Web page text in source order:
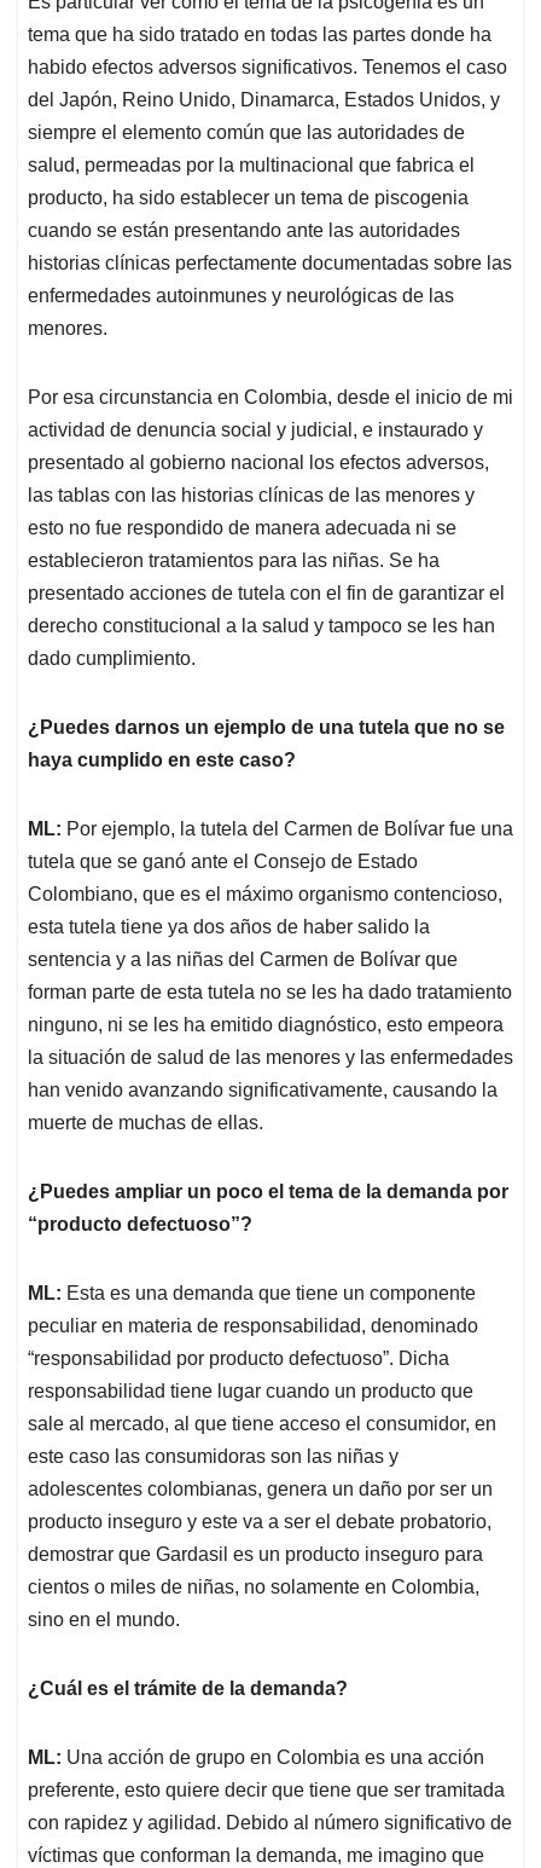
tema que ha sido tratado en todas las partes donde ha
habido efectos adversos significativos. Tenemos el caso
del Japón, Reino Unido, Dinamarca, Estados Unidos, y
siempre el elemento común que las autoridades de
salud, permeadas por la multinacional que fabrica el
producto, ha sido establecer un tema de piscogenia
cuando se están presentando ante las autoridades
historias clínicas perfectamente documentadas sobre las
enfermedades autoinmunes y neurológicas de las
menores.
Por esa circunstancia en Colombia, desde el inicio de mi
actividad de denuncia social y judicial, e instaurado y
presentado al gobierno nacional los efectos adversos,
las tablas con las historias clínicas de las menores y
esto no fue respondido de manera adecuada ni se
establecieron tratamientos para las niñas. Se ha
presentado acciones de tutela con el fin de garantizar el
derecho constitucional a la salud y tampoco se les han
dado cumplimiento.
¿Puedes darnos un ejemplo de una tutela que no se
haya cumplido en este caso?
ML: Por ejemplo, la tutela del Carmen de Bolívar fue una
tutela que se ganó ante el Consejo de Estado
Colombiano, que es el máximo organismo contencioso,
esta tutela tiene ya dos años de haber salido la
sentencia y a las niñas del Carmen de Bolívar que
forman parte de esta tutela no se les ha dado tratamiento
ninguno, ni se les ha emitido diagnóstico, esto empeora
la situación de salud de las menores y las enfermedades
han venido avanzando significativamente, causando la
muerte de muchas de ellas.
¿Puedes ampliar un poco el tema de la demanda por
“producto defectuoso”?
ML: Esta es una demanda que tiene un componente
peculiar en materia de responsabilidad, denominado
“responsabilidad por producto defectuoso”. Dicha
responsabilidad tiene lugar cuando un producto que
sale al mercado, al que tiene acceso el consumidor, en
este caso las consumidoras son las niñas y
adolescentes colombianas, genera un daño por ser un
producto inseguro y este va a ser el debate probatorio,
demostrar que Gardasil es un producto inseguro para
cientos o miles de niñas, no solamente en Colombia,
sino en el mundo.
¿Cuál es el trámite de la demanda?
ML: Una acción de grupo en Colombia es una acción
preferente, esto quiere decir que tiene que ser tramitada
con rapidez y agilidad. Debido al número significativo de
víctimas que conforman la demanda, me imagino que